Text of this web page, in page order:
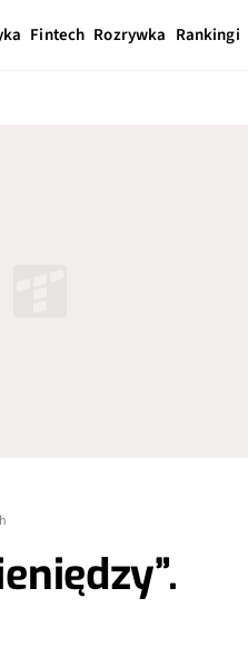
Fintech Rozrywka Rankingi